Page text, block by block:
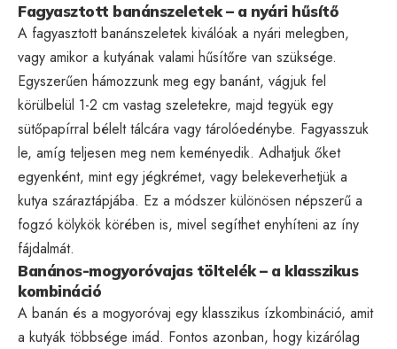
Fagyasztott banánszeletek – a nyári hűsítő
A fagyasztott banánszeletek kiválóak a nyári melegben,
vagy amikor a kutyának valami hűsítőre van szüksége.
Egyszerűen hámozzunk meg egy banánt, vágjuk fel
körülbelül 1-2 cm vastag szeletekre, majd tegyük egy
sütőpapírral bélelt tálcára vagy tárolóedénybe. Fagyasszuk
le, amíg teljesen meg nem keményedik. Adhatjuk őket
egyenként, mint egy jégkrémet, vagy belekeverhetjük a
kutya száraztápjába. Ez a módszer különösen népszerű a
fogzó kölykök körében is, mivel segíthet enyhíteni az íny
fájdalmát.
Banános-mogyoróvajas töltelék – a klasszikus
kombináció
A banán és a mogyoróvaj egy klasszikus ízkombináció, amit
a kutyák többsége imád. Fontos azonban, hogy kizárólag